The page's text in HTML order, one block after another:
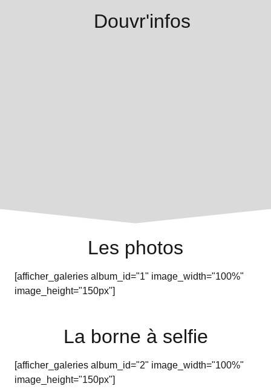
Douvr'infos
Les photos
[afficher_galeries album_id="1" image_width="100%"
image_height="150px"]
La borne à selfie
[afficher_galeries album_id="2" image_width="100%"
image_height="150px"]